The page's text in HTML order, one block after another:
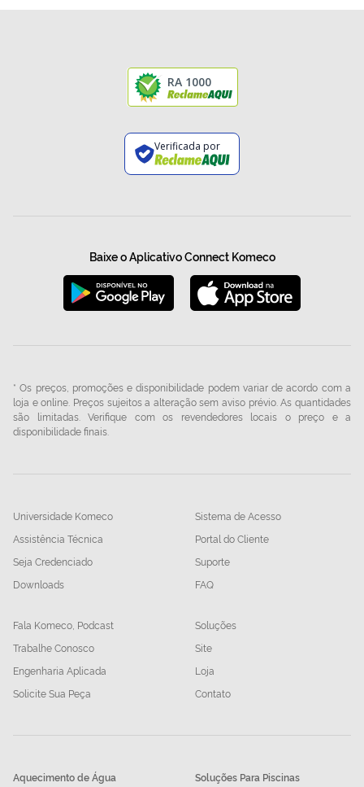
RA 1000
Verificada por
Baixe o Aplicativo Connect Komeco
* Os preços, promoções e disponibilidade podem variar de acordo com a
loja e online. Preços sujeitos a alteração sem aviso prévio. As quantidades
são limitadas. Verifique com os revendedores locais o preço e a
disponibilidade finais.
Universidade Komeco
Assistência Técnica
Seja Credenciado
Downloads
Sistema de Acesso
Portal do Cliente
Suporte
FAQ
Fala Komeco, Podcast
Trabalhe Conosco
Engenharia Aplicada
Solicite Sua Peça
Soluções
Site
Loja
Contato
Aquecimento de Água
Soluções Para Piscinas